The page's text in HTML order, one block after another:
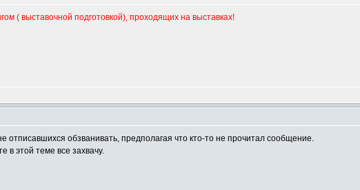
( выставочной подготовкой), проходящих на выставках!
отписавшихся обзванивать, предполагая что кто-то не прочитал сообщение.
в этой теме все захвачу.